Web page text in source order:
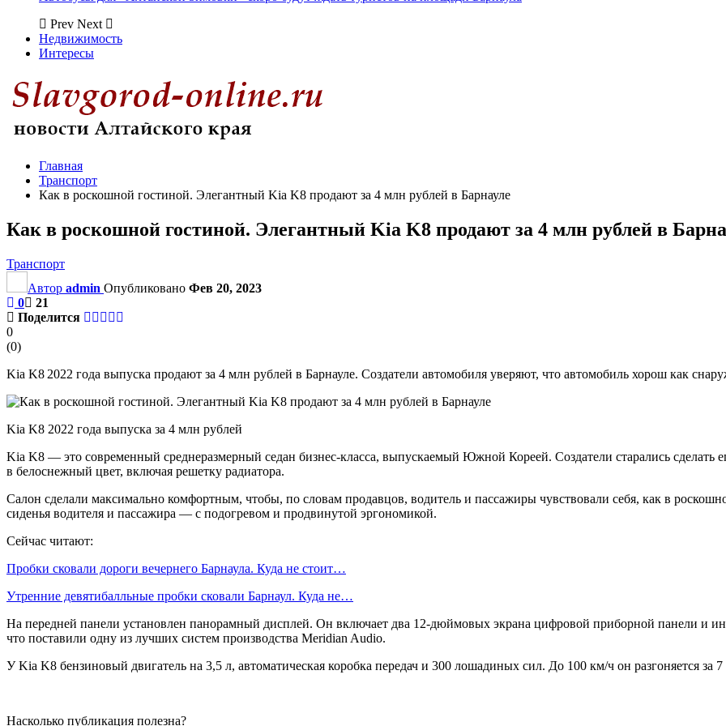
Prev Next
Недвижимость
Интересы
Главная
Транспорт
Как в роскошной гостиной. Элегантный Kia K8 продают за 4 млн рублей в Барнауле
Как в роскошной гостиной. Элегантный Kia K8 продают за 4 млн рублей в
Транспорт
Автор admin Опубликовано Фев 20, 2023
0
21
Поделится
0
(0)
Kia K8 2022 года выпуска продают за 4 млн рублей в Барнауле. Создатели автомобиля уверяют, что автомобиль хорош как
Kia K8 2022 года выпуска за 4 млн рублей
Kia K8 — это современный среднеразмерный седан бизнес-класса, выпускаемый Южной Кореей. Создатели старались
в белоснежный цвет, включая решетку радиатора.
Салон сделали максимально комфортным, чтобы, по словам продавцов, водитель и пассажиры чувствовали себя, как в
сиденья водителя и пассажира — с подогревом и продвинутой эргономикой.
Сейчас читают:
Пробки сковали дороги вечернего Барнаула. Куда не стоит…
Утренние девятибалльные пробки сковали Барнаул. Куда не…
На передней панели установлен панорамный дисплей. Он включает два 12-дюймовых экрана цифровой приборной панели и
что поставили одну из лучших систем производства Meridian Audio.
У Kia K8 бензиновый двигатель на 3,5 л, автоматическая коробка передач и 300 лошадиных сил. До 100 км/ч он разгоняется за
Насколько публикация полезна?